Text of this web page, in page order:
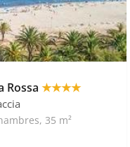
Rossa ★★★★
35 m²